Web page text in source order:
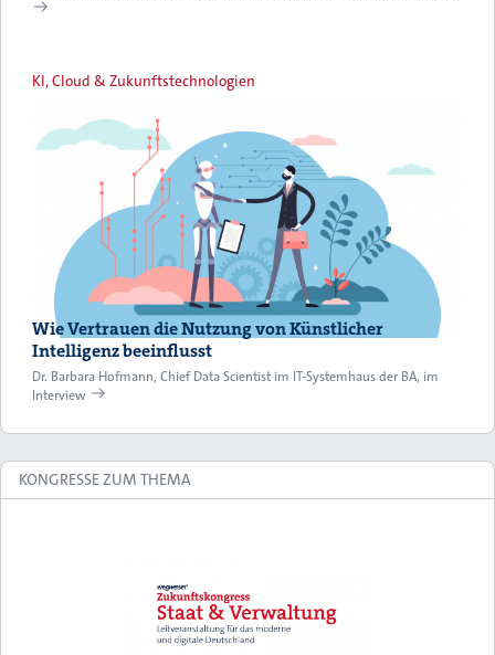
KI, Cloud & Zukunftstechnologien
Wie Vertrauen die Nutzung von Künstlicher
Intelligenz beeinflusst
Dr. Barbara Hofmann, Chief Data Scientist im IT-Systemhaus der BA, im
Interview
KONGRESSE ZUM THEMA